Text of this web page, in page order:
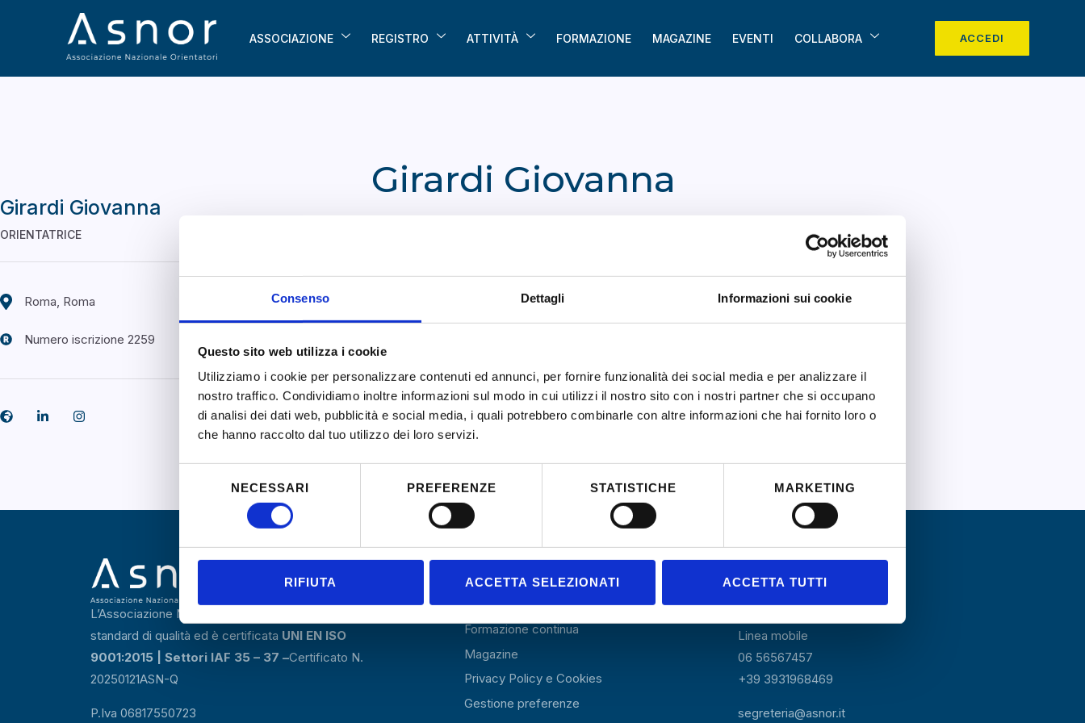
Consenso Dettagli Informazioni sui cookie
Questo sito web utilizza i cookie
Utilizziamo i cookie per personalizzare contenuti ed annunci, per fornire funzionalità dei social media e per analizzare il
nostro traffico. Condividiamo inoltre informazioni sul modo in cui utilizzi il nostro sito con i nostri partner che si occupano
di analisi dei dati web, pubblicità e social media, i quali potrebbero combinarle con altre informazioni che hai fornito loro o
che hanno raccolto dal tuo utilizzo dei loro servizi.
consenso
NECESSARI PREFERENZE STATISTICHE MARKETING
RIFIUTA ACCETTA SELEZIONATI ACCETTA TUTTI
ASSOCIAZIONE REGISTRO ATTIVITÀ FORMAZIONE MAGAZINE EVENTI COLLABORA ACCEDI
Girardi Giovanna
ORIENTATRICE
Roma, Roma
Numero iscrizione 2259
Girardi Giovanna
L’Associazione Nazionale Orientatori aderisce a rigorosi
standard di qualità ed è certificata UNI EN ISO
9001:2015 | Settori IAF 35 – 37 –Certificato N.
20250121ASN-Q
P.Iva 06817550723
Menu
Associazione
Registro Orientatori
Formazione continua
Magazine
Privacy Policy e Cookies
Gestione preferenze
Contatti
Linea fissa numero verde
800 864842
Linea mobile
06 56567457
+39 3931968469
segreteria@asnor.it